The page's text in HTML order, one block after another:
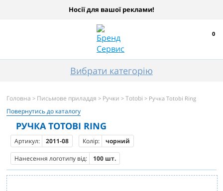
Носії для вашої реклами!
0
Вибрати категорію
Головна > Письмове приладдя > Ручки >Totobi > Ручка Totobi Ring
Повернутись до каталогу
РУЧКА TOTOBI RING
Артикул: 2011-08 Колір: чорний
Нанесення логотипу від: 100 шт.